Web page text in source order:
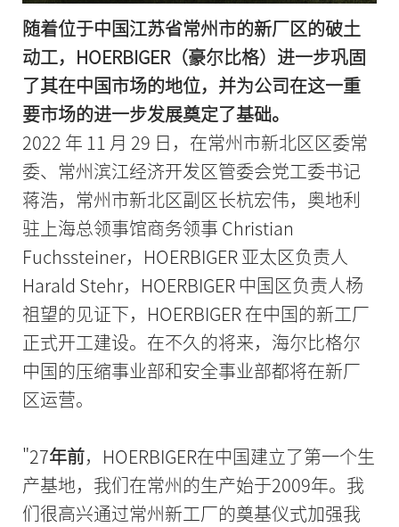
随着位于中国江苏省常州市的新厂区的破土
动工，HOERBIGER（豪尔比格）进一步巩固
了其在中国市场的地位，并为公司在这一重
要市场的进一步发展奠定了基础。
2022 年 11 月 29 日，在常州市新北区区委常
委、常州滨江经济开发区管委会党工委书记
蒋浩，常州市新北区副区长杭宏伟，奥地利
驻上海总领事馆商务领事 Christian
Fuchssteiner，HOERBIGER 亚太区负责人
Harald Stehr，HOERBIGER 中国区负责人杨
祖望的见证下，HOERBIGER 在中国的新工厂
正式开工建设。在不久的将来，海尔比格尔
中国的压缩事业部和安全事业部都将在新厂
区运营。
"27年前，HOERBIGER在中国建立了第一个生
产基地，我们在常州的生产始于2009年。我
们很高兴通过常州新工厂的奠基仪式加强我